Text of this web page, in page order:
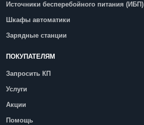
Источники бесперебойного питания (ИБП)
Шкафы автоматики
Зарядные станции
ПОКУПАТЕЛЯМ
Запросить КП
Услуги
Акции
Помощь